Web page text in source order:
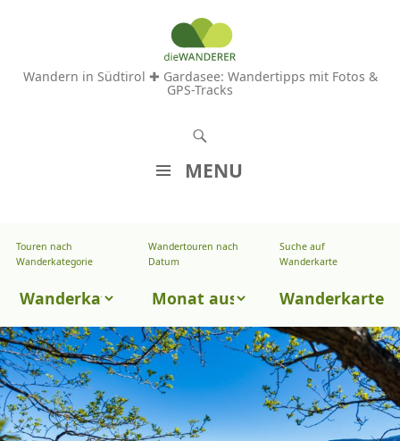
Wandern in Südtirol ✚ Gardasee: Wandertipps mit Fotos &
GPS-Tracks
MENU
M
A
L
T
S
P
R
Touren nach
Wanderkategorie
Touren
Wanderkategorie
Wandertouren nach
Datum
Wandertouren
Datum
Suche auf
Wanderkarte
Wanderkarte